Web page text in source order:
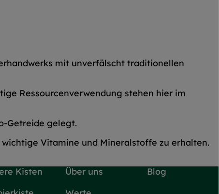
mit unverfälscht traditionellen
Ressourcenverwendung stehen hier im
Getreide gelegt.
Vitamine und Mineralstoffe zu erhalten.
Kisten
Über uns
Blog